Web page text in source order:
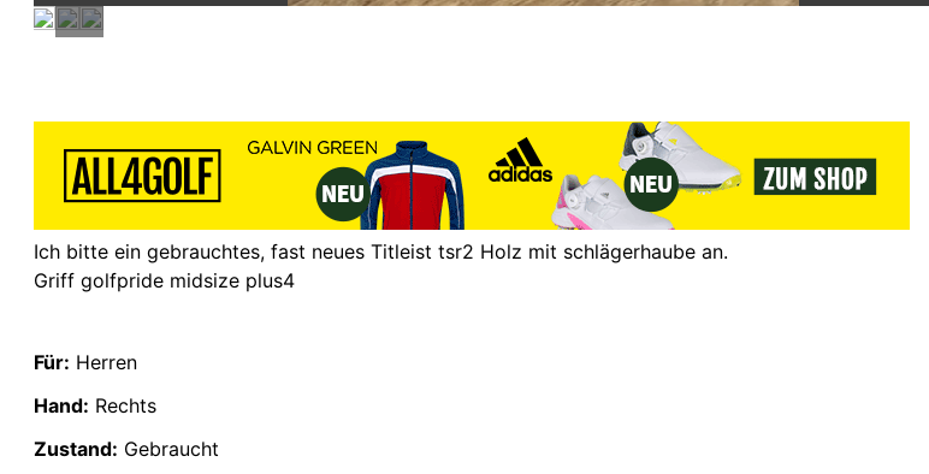
Ich bitte ein gebrauchtes, fast neues Titleist tsr2 Holz mit schlägerhaube an.
Griff golfpride midsize plus4
Für: Herren
Hand: Rechts
Zustand: Gebraucht